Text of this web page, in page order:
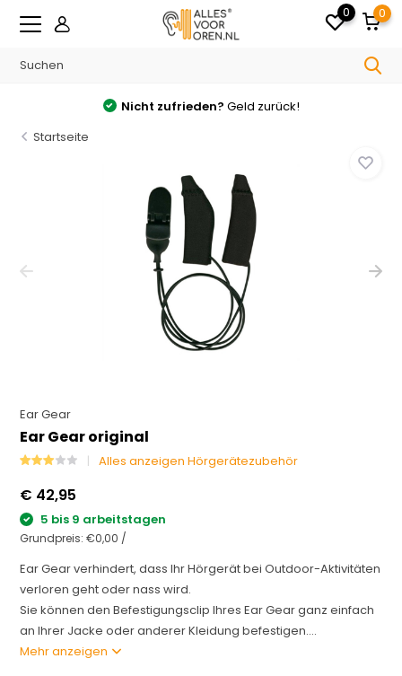
0 0
Nicht zufrieden? Geld zurück!
Startseite
Ear Gear
Ear Gear original
Alles anzeigen Hörgerätezubehör
€ 42,95
5 bis 9 arbeitstagen
Grundpreis:€0,00 /
Ear Gear verhindert, dass Ihr Hörgerät bei Outdoor-Aktivitäten
verloren geht oder nass wird.
Sie können den Befestigungsclip Ihres Ear Gear ganz einfach
an Ihrer Jacke oder anderer Kleidung befestigen....
Mehr anzeigen